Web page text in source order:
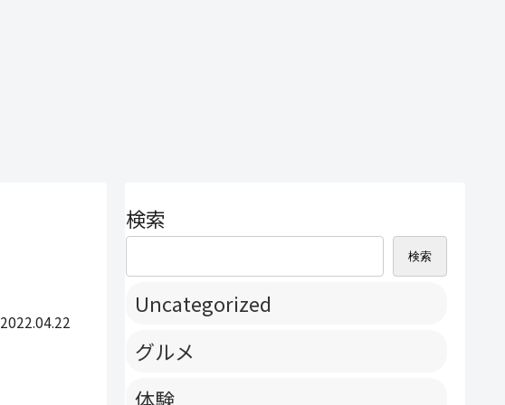
2022.04.22
検索
検索
Uncategorized
グルメ
体験